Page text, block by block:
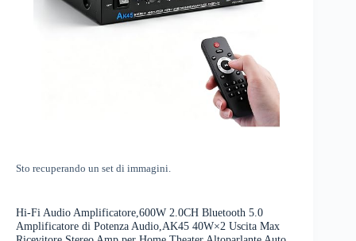
Sto recuperando un set di immagini.
Hi-Fi Audio Amplificatore,600W 2.0CH Bluetooth 5.0
Amplificatore di Potenza Audio,AK45 40W×2 Uscita Max